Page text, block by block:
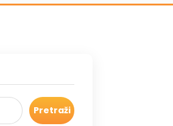
Pretraži